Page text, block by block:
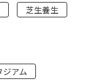
芝生養生
ジアム